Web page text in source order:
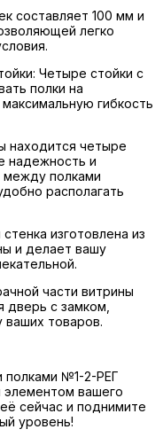
составляет 100 мм и
легко
Четыре стойки с
полки на
гибкость
находится четыре
надежность и
между полками
располагать
изготовлена из
и делает вашу
части витрины
дверь с замком,
товаров.
полками №1-2-РЕГ
элементом вашего
сейчас и поднимите
уровень!